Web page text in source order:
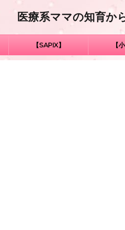
医療系ママの知育か
【SAPIX】 【